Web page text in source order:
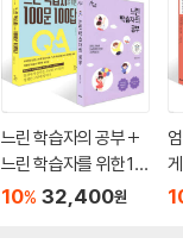
느린 학습자의 공부 +
느린 학습자를 위한 10
0문 100답 세트
10% 32,400원